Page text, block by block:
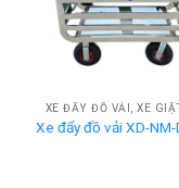
XE ĐẨY ĐỒ VẢI, XE
Xe đẩy đồ vải XD-NM-